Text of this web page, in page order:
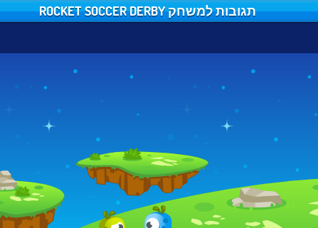
תגובות למשחק ROCKET SOCCER DERBY